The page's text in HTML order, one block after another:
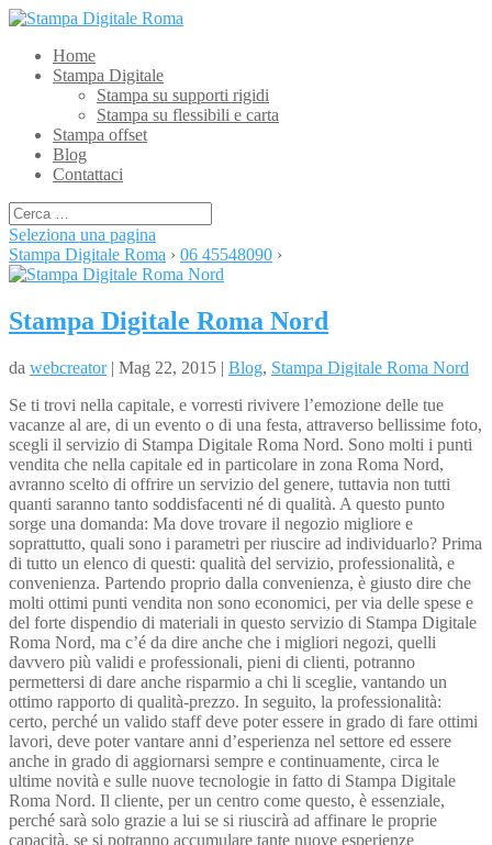
Home
Stampa Digitale
Stampa su supporti rigidi
Stampa su flessibili e carta
Stampa offset
Blog
Contattaci
Seleziona una pagina
Stampa Digitale Roma › 06 45548090 ›
Stampa Digitale Roma Nord
da webcreator| Mag 22, 2015 | Blog, Stampa Digitale Roma Nord
Se ti trovi nella capitale, e vorresti rivivere l’emozione delle tue
vacanze al are, di un evento o di una festa, attraverso bellissime foto,
scegli il servizio di Stampa Digitale Roma Nord. Sono molti i punti
vendita che nella capitale ed in particolare in zona Roma Nord,
avranno scelto di offrire un servizio del genere, tuttavia non tutti
quanti saranno tanto soddisfacenti né di qualità. A questo punto
sorge una domanda: Ma dove trovare il negozio migliore e
soprattutto, quali sono i parametri per riuscire ad individuarlo? Prima
di tutto un elenco di questi: qualità del servizio, professionalità, e
convenienza. Partendo proprio dalla convenienza, è giusto dire che
molti ottimi punti vendita non sono economici, per via delle spese e
del forte dispendio di materiali in questo servizio di Stampa Digitale
Roma Nord, ma c’é da dire anche che i migliori negozi, quelli
davvero più validi e professionali, pieni di clienti, potranno
permettersi di dare anche risparmio a chi li sceglie, vantando un
ottimo rapporto di qualità-prezzo. In seguito, la professionalità:
certo, perché un valido staff deve poter essere in grado di fare ottimi
lavori, deve poter vantare anni d’esperienza nel settore ed essere
anche in grado di aggiornarsi sempre e continuamente, circa le
ultime novità e sulle nuove tecnologie in fatto di Stampa Digitale
Roma Nord. Il cliente, per un centro come questo, è essenziale,
perché sarà solo grazie a lui se si riuscirà ad affinare le proprie
capacità, se si potranno accumulare tante nuove esperienze